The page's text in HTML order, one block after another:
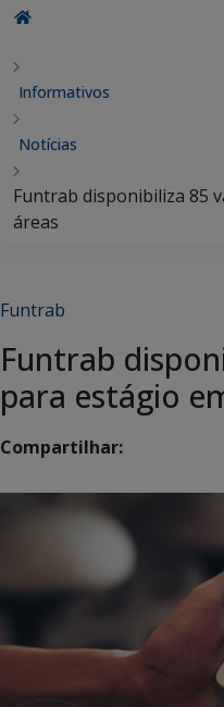
Informativos
Notícias
Funtrab disponibiliza 85
áreas
Funtrab
Funtrab
para estágio
Compartilhar: